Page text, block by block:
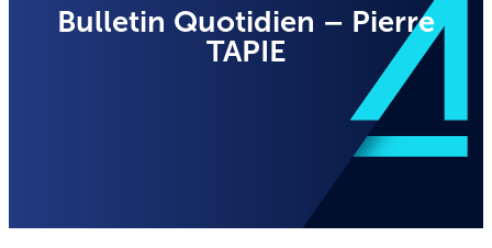
Bulletin Quotidien – Pierre
TAPIE